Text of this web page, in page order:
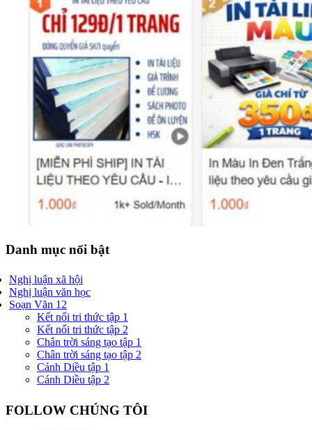
Danh mục nổi bật
Nghị luận xã hội
Nghị luận văn học
Soạn Văn 12
Kết nối tri thức tập 1
Kết nối tri thức tập 2
Chân trời sáng tạo tập 1
Chân trời sáng tạo tập 2
Cánh Diều tập 1
Cánh Diều tập 2
FOLLOW CHÚNG TÔI